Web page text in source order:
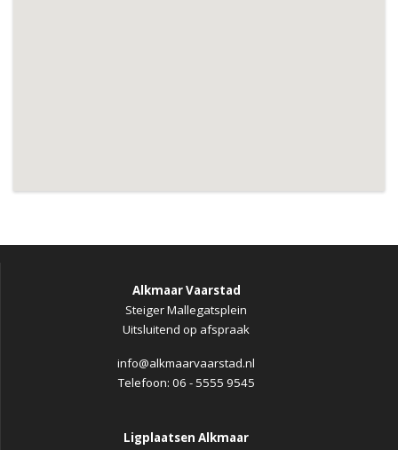
Alkmaar Vaarstad
Steiger Mallegatsplein
Uitsluitend op afspraak
info@alkmaarvaarstad.nl
Telefoon: 06 - 5555 9545
Ligplaatsen Alkmaar